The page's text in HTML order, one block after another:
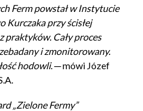
Ferm powstał w Instytucie
Kurczaka przy ścisłej
praktyków. Cały proces
i zmonitorowany.
hodowli. ─ mówi Józef
„Zielone Fermy”